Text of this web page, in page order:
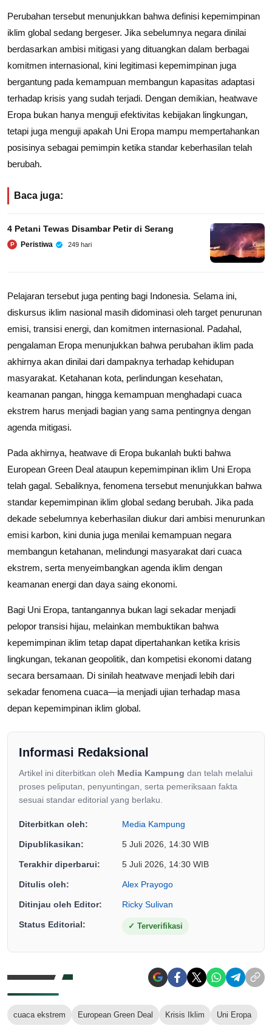
Perubahan tersebut menunjukkan bahwa definisi kepemimpinan
iklim global sedang bergeser. Jika sebelumnya negara dinilai
berdasarkan ambisi mitigasi yang dituangkan dalam berbagai
komitmen internasional, kini legitimasi kepemimpinan juga
bergantung pada kemampuan membangun kapasitas adaptasi
terhadap krisis yang sudah terjadi. Dengan demikian, heatwave
Eropa bukan hanya menguji efektivitas kebijakan lingkungan,
tetapi juga menguji apakah Uni Eropa mampu mempertahankan
posisinya sebagai pemimpin ketika standar keberhasilan telah
berubah.
Baca juga:
4 Petani Tewas Disambar Petir di Serang
P Peristiwa 249 hari
Pelajaran tersebut juga penting bagi Indonesia. Selama ini,
diskursus iklim nasional masih didominasi oleh target penurunan
emisi, transisi energi, dan komitmen internasional. Padahal,
pengalaman Eropa menunjukkan bahwa perubahan iklim pada
akhirnya akan dinilai dari dampaknya terhadap kehidupan
masyarakat. Ketahanan kota, perlindungan kesehatan,
keamanan pangan, hingga kemampuan menghadapi cuaca
ekstrem harus menjadi bagian yang sama pentingnya dengan
agenda mitigasi.
Pada akhirnya, heatwave di Eropa bukanlah bukti bahwa
European Green Deal ataupun kepemimpinan iklim Uni Eropa
telah gagal. Sebaliknya, fenomena tersebut menunjukkan bahwa
standar kepemimpinan iklim global sedang berubah. Jika pada
dekade sebelumnya keberhasilan diukur dari ambisi menurunkan
emisi karbon, kini dunia juga menilai kemampuan negara
membangun ketahanan, melindungi masyarakat dari cuaca
ekstrem, serta menyeimbangkan agenda iklim dengan
keamanan energi dan daya saing ekonomi.
Bagi Uni Eropa, tantangannya bukan lagi sekadar menjadi
pelopor transisi hijau, melainkan membuktikan bahwa
kepemimpinan iklim tetap dapat dipertahankan ketika krisis
lingkungan, tekanan geopolitik, dan kompetisi ekonomi datang
secara bersamaan. Di sinilah heatwave menjadi lebih dari
sekadar fenomena cuaca—ia menjadi ujian terhadap masa
depan kepemimpinan iklim global.
Informasi Redaksional
Artikel ini diterbitkan oleh Media Kampung dan telah melalui
proses peliputan, penyuntingan, serta pemeriksaan fakta
sesuai standar editorial yang berlaku.
Diterbitkan oleh: Media Kampung
Dipublikasikan: 5 Juli 2026, 14:30 WIB
Terakhir diperbarui: 5 Juli 2026, 14:30 WIB
Ditulis oleh: Alex Prayogo
Ditinjau oleh Editor: Ricky Sulivan
Status Editorial: ✓ Terverifikasi
cuaca ekstrem European Green Deal Krisis Iklim Uni Eropa